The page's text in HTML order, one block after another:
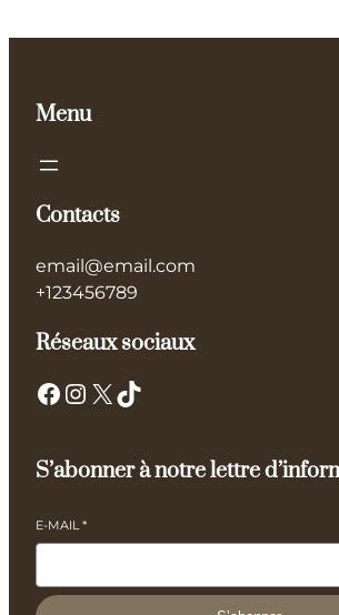
Menu
Contacts
email@email.com
+123456789
Réseaux sociaux
S’abonner à notre lettre
E-MAIL*